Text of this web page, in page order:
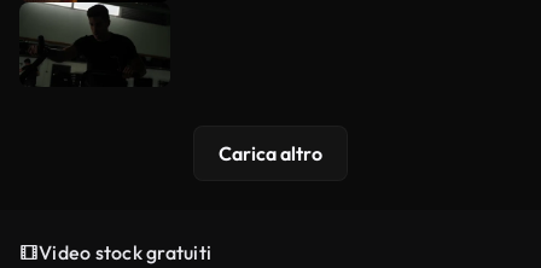
Carica altro
Video stock gratuiti